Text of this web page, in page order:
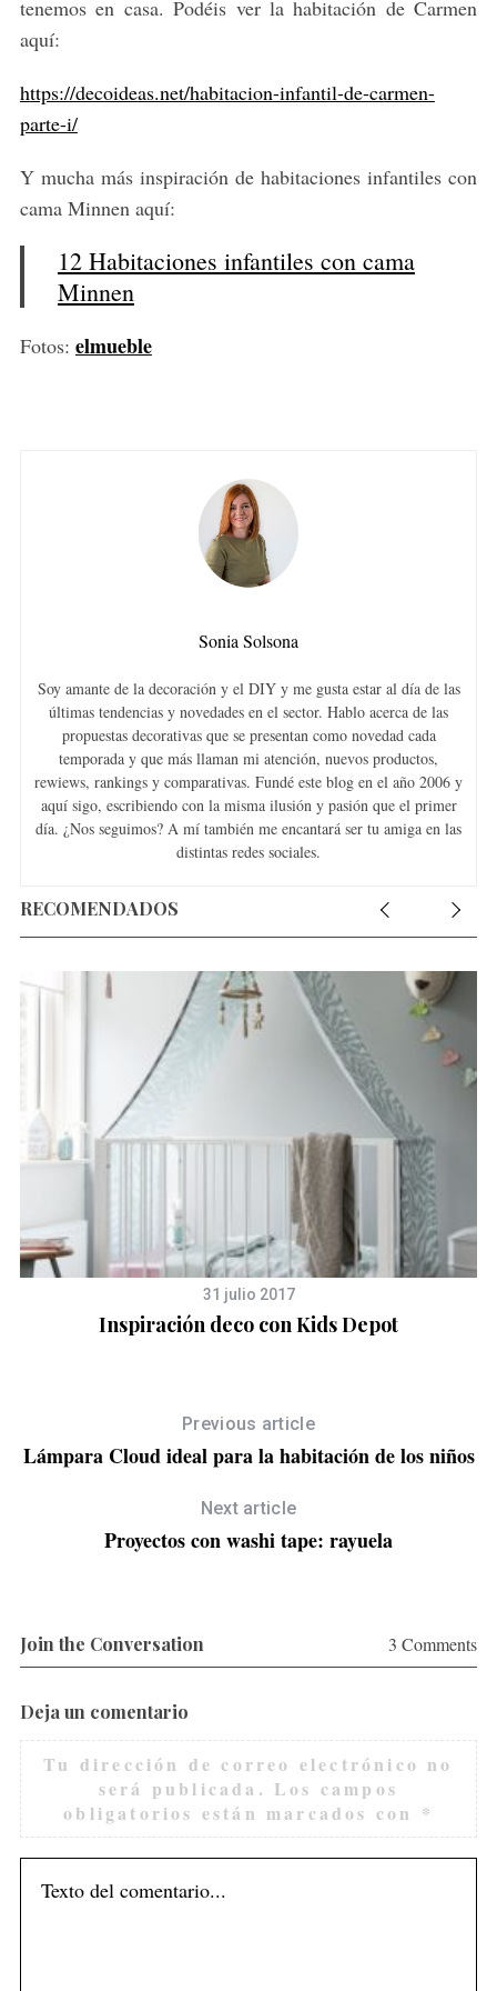
tenemos en casa. Podéis ver la habitación de Carmen
aquí:
https://decoideas.net/habitacion-infantil-de-carmen-
parte-i/
Y mucha más inspiración de habitaciones infantiles con
cama Minnen aquí:
12 Habitaciones infantiles con cama
Minnen
Fotos: elmueble
Sonia Solsona
Soy amante de la decoración y el DIY y me gusta estar al día de las
últimas tendencias y novedades en el sector. Hablo acerca de las
propuestas decorativas que se presentan como novedad cada
temporada y que más llaman mi atención, nuevos productos,
rewiews, rankings y comparativas. Fundé este blog en el año 2006 y
aquí sigo, escribiendo con la misma ilusión y pasión que el primer
día. ¿Nos seguimos? A mí también me encantará ser tu amiga en las
distintas redes sociales.
RECOMENDADOS
31 julio 2017
Inspiración deco con Kids Depot
Previous article
Lámpara Cloud ideal para la habitación de los niños
Next article
Proyectos con washi tape: rayuela
Join the Conversation 3 Comments
Deja un comentario
Tu dirección de correo electrónico no
será publicada. Los campos
obligatorios están marcados con *